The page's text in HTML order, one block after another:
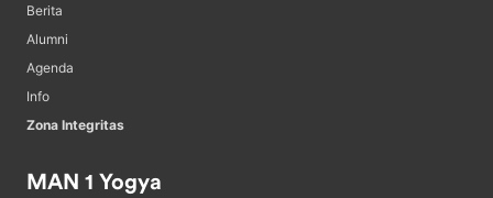
Berita
Alumni
Agenda
Info
Zona Integritas
MAN 1 Yogya